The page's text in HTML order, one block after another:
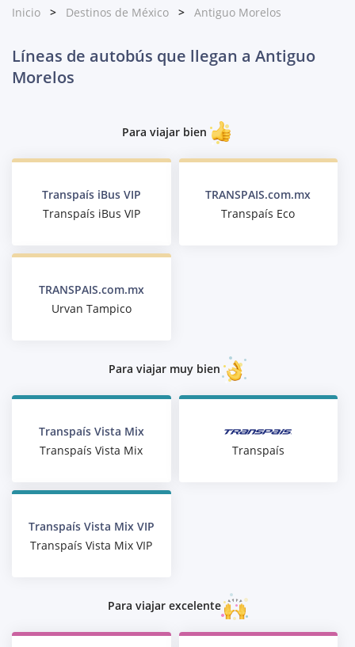
Inicio Destinos de México Antiguo Morelos
Líneas de autobús que llegan a Antiguo
Morelos
Para viajar bien
Transpaís iBus VIP
Transpaís iBus VIP
TRANSPAIS.com.mx
Transpaís Eco
TRANSPAIS.com.mx
Urvan Tampico
Para viajar muy bien
Transpaís Vista Mix
Transpaís Vista Mix
Transpaís
Transpaís Vista Mix VIP
Transpaís Vista Mix VIP
Para viajar excelente